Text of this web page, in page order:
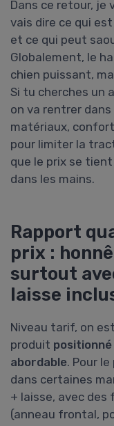
Dans ce retour, je
vais dire ce qui
et ce qui peut
Globalement, le
chien puissant,
Si tu cherches un
on va rentrer
matériaux,
pour limiter la
que le prix se tient
dans les mains.
Rapport
prix :
surtout
laisse
Niveau tarif, on
produit
abordable. Pour
dans certaines
+ laisse, avec
(anneau frontal,